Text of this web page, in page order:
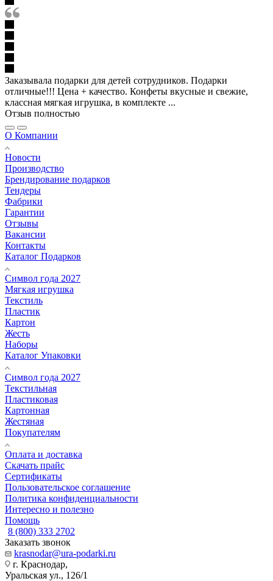
Заказывала подарки для детей сотрудников. Подарки
отличные!!! Цена + качество. Конфеты вкусные и свежие,
классная мягкая игрушка, в комплекте ...
Отзыв полностью
О Компании
Новости
Производство
Брендирование подарков
Тендеры
Фабрики
Гарантии
Отзывы
Вакансии
Контакты
Каталог Подарков
Символ года 2027
Мягкая игрушка
Текстиль
Пластик
Картон
Жесть
Наборы
Каталог Упаковки
Символ года 2027
Текстильная
Пластиковая
Картонная
Жестяная
Покупателям
Оплата и доставка
Скачать прайс
Сертификаты
Пользовательское соглашение
Политика конфиденциальности
Интересно и полезно
Помощь
8 (800) 333 2702
Заказать звонок
krasnodar@ura-podarki.ru
г. Краснодар,
Уральская ул., 126/1